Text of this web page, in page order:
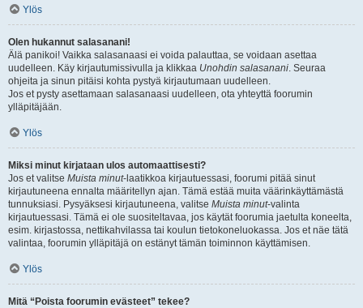
Ylös
Olen hukannut salasanani!
Älä panikoi! Vaikka salasanaasi ei voida palauttaa, se voidaan asettaa
uudelleen. Käy kirjautumissivulla ja klikkaa Unohdin salasanani. Seuraa
ohjeita ja sinun pitäisi kohta pystyä kirjautumaan uudelleen.
Jos et pysty asettamaan salasanaasi uudelleen, ota yhteyttä foorumin
ylläpitäjään.
Ylös
Miksi minut kirjataan ulos automaattisesti?
Jos et valitse Muista minut-laatikkoa kirjautuessasi, foorumi pitää sinut
kirjautuneena ennalta määritellyn ajan. Tämä estää muita väärinkäyttämästä
tunnuksiasi. Pysyäksesi kirjautuneena, valitse Muista minut-valinta
kirjautuessasi. Tämä ei ole suositeltavaa, jos käytät foorumia jaetulta koneelta,
esim. kirjastossa, nettikahvilassa tai koulun tietokoneluokassa. Jos et näe tätä
valintaa, foorumin ylläpitäjä on estänyt tämän toiminnon käyttämisen.
Ylös
Mitä “Poista foorumin evästeet” tekee?